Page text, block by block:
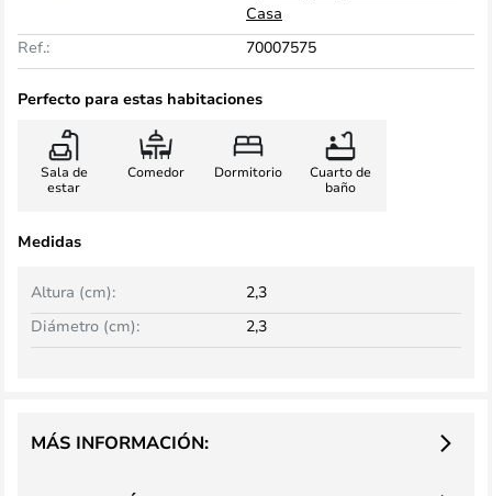
Casa
Ref.:
70007575
Perfecto para estas habitaciones
Sala de
estar
Comedor Dormitorio
Cuarto de
baño
Medidas
Altura (cm):
2,3
Diámetro (cm):
2,3
MÁS INFORMACIÓN: